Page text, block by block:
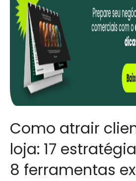
Como atrair
loja: 17
8 ferramentas